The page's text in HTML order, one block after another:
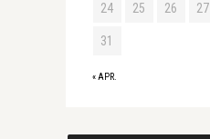
« APR.
24 25 26 27
31